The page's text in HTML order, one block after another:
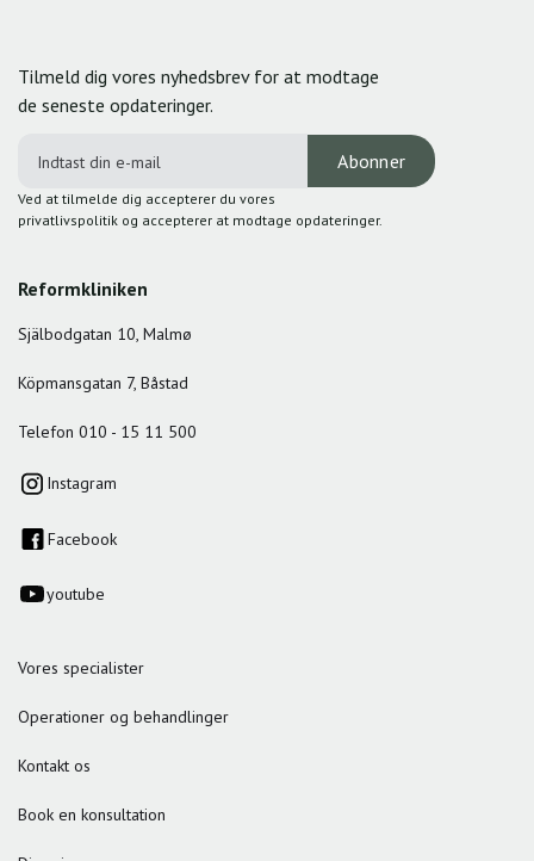
Tilmeld dig vores nyhedsbrev for at modtage
de seneste opdateringer.
Ved at tilmelde dig accepterer du vores
privatlivspolitik og accepterer at modtage opdateringer.
Reformkliniken
Själbodgatan 10, Malmø
Köpmansgatan 7, Båstad
Telefon 010 - 15 11 500
Instagram
Facebook
youtube
Vores specialister
Operationer og behandlinger
Kontakt os
Book en konsultation